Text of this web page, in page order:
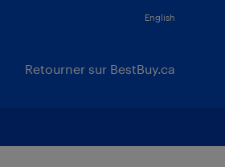
English
Retourner sur BestBuy.ca